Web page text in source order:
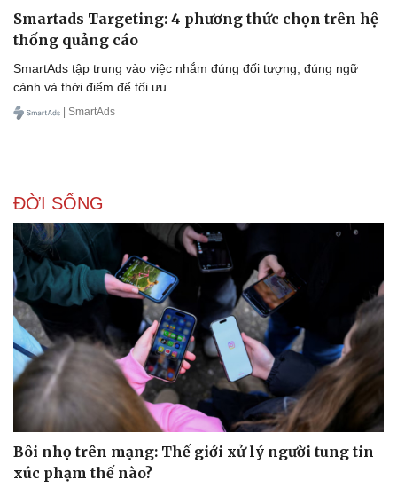
Smartads Targeting: 4 phương thức chọn trên hệ
thống quảng cáo
SmartAds tập trung vào việc nhắm đúng đối tượng, đúng ngữ
cảnh và thời điểm để tối ưu.
| SmartAds
ĐỜI SỐNG
Bôi nhọ trên mạng: Thế giới xử lý người tung tin
xúc phạm thế nào?